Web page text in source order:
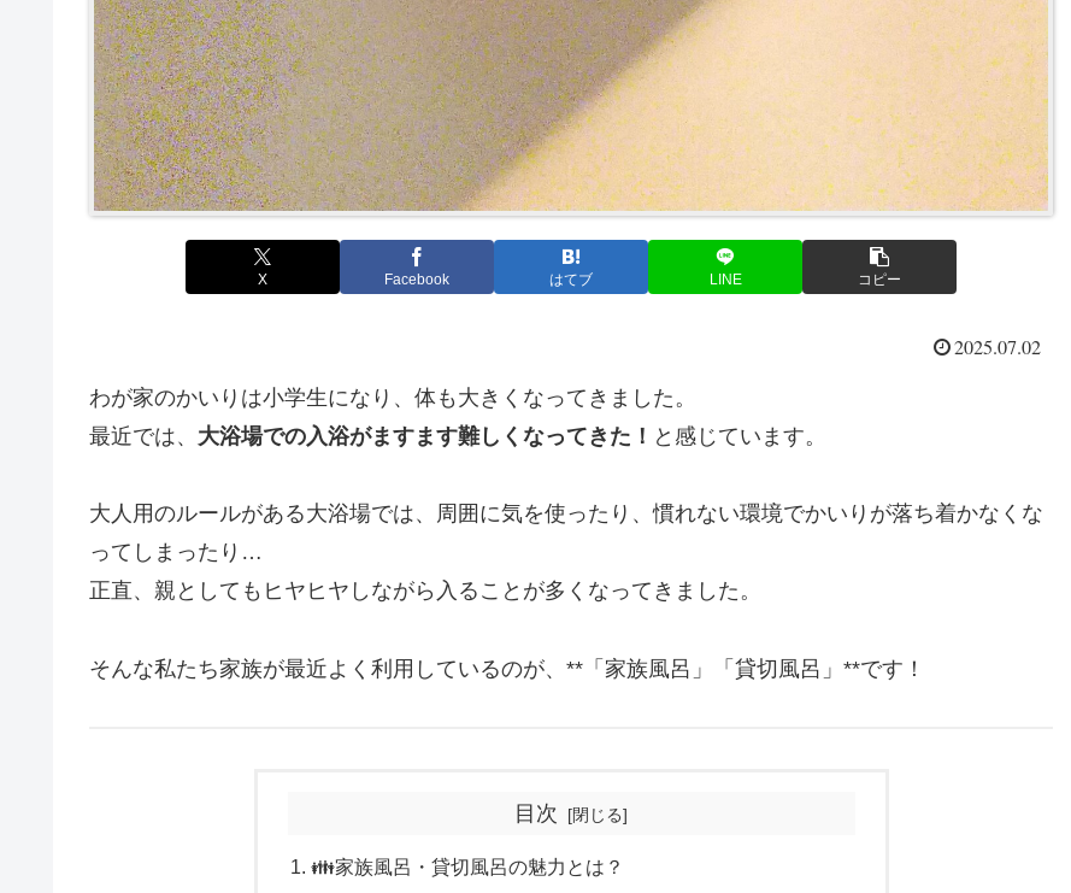
X Facebook はてブ LINE コピー
2025.07.02
わが家のかいりは小学生になり、体も大きくなってきました。
最近では、 大浴場での入浴がますます難しくなってきた！ と感じています。
大人用のルールがある大浴場では、周囲に気を使ったり、慣れない環境でかいりが落ち着かなくな
ってしまったり…
正直、親としてもヒヤヒヤしながら入ることが多くなってきました。
そんな私たち家族が最近よく利用しているのが、**「家族風呂」「貸切風呂」**です！
目次
👪家族風呂・貸切風呂の魅力とは？